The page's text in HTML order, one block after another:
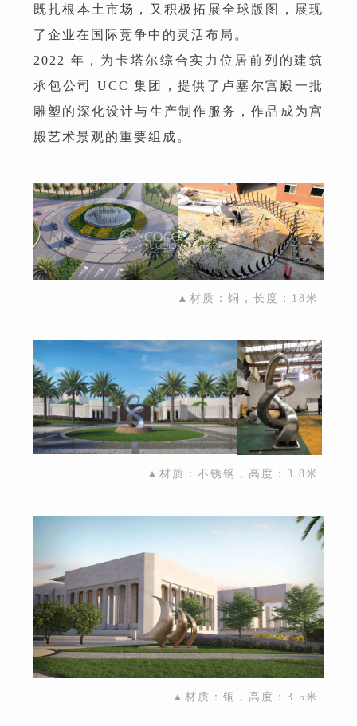
既扎根本土市场，又积极拓展全球版图，展现
了企业在国际竞争中的灵活布局。
2022 年，为卡塔尔综合实力位居前列的建筑
承包公司 UCC 集团，提供了卢塞尔宫殿一批
雕塑的深化设计与生产制作服务，作品成为宫
殿艺术景观的重要组成。
▲材质：铜，长度：18米
▲材质：不锈钢，高度：3.8米
▲材质：铜，高度：3.5米